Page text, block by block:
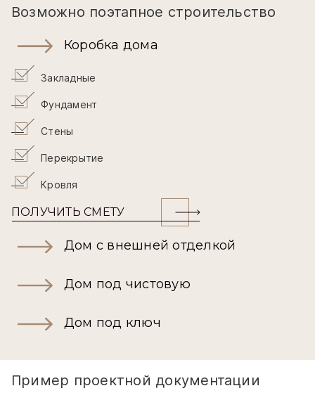
Возможно поэтапное строительство
Коробка дома
Закладные
Фундамент
Стены
Перекрытие
Кровля
ПОЛУЧИТЬ СМЕТУ
Дом с внешней отделкой
Дом под чистовую
Дом под ключ
Пример проектной документации